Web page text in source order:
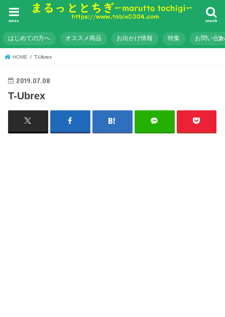
search
menu
はじめての方へ オススメ商品 お出かけ情報 特集 お問い合
HOME T-Ubrex
2019.07.08
T-Ubrex